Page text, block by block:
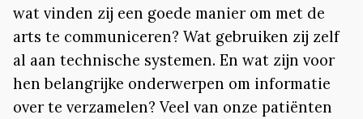
wat vinden zij een goede manier om met de
arts te communiceren? Wat gebruiken zij zelf
al aan technische systemen. En wat zijn voor
hen belangrijke onderwerpen om informatie
over te verzamelen? Veel van onze patiënten